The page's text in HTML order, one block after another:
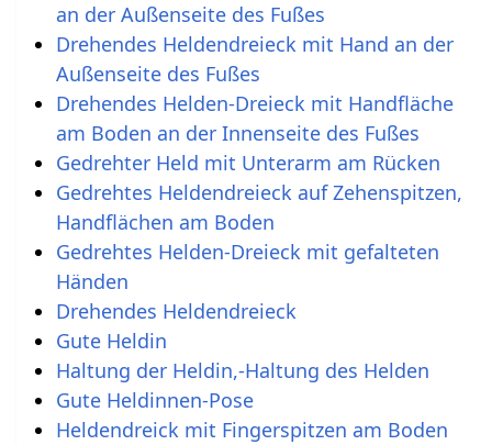
an der Außenseite des Fußes
Drehendes Heldendreieck mit Hand an der
Außenseite des Fußes
Drehendes Helden-Dreieck mit Handfläche
am Boden an der Innenseite des Fußes
Gedrehter Held mit Unterarm am Rücken
Gedrehtes Heldendreieck auf Zehenspitzen,
Handflächen am Boden
Gedrehtes Helden-Dreieck mit gefalteten
Händen
Drehendes Heldendreieck
Gute Heldin
Haltung der Heldin,-Haltung des Helden
Gute Heldinnen-Pose
Heldendreick mit Fingerspitzen am Boden